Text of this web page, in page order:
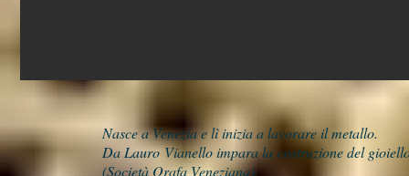
Nasce a Venezia e lì inizia a lavorare il metallo.
Da Lauro Vianello impara la costruzione del
(Società Orafa Veneziana).